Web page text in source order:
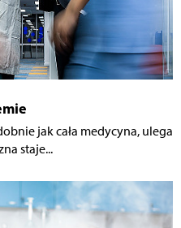
jak cała medycyna, ulega
staje...